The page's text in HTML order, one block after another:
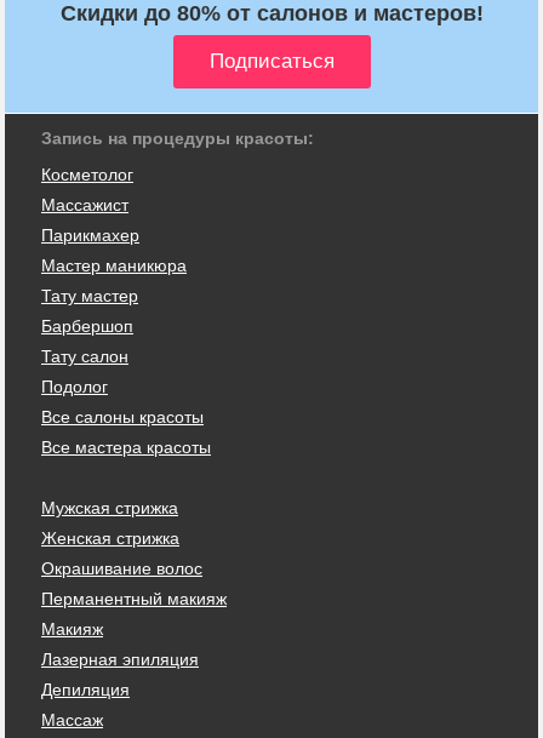
Скидки до 80% от салонов и мастеров!
Запись на процедуры красоты:
Косметолог
Массажист
Парикмахер
Мастер маникюра
Тату мастер
Барбершоп
Тату салон
Подолог
Все салоны красоты
Все мастера красоты
Мужская стрижка
Женская стрижка
Окрашивание волос
Перманентный макияж
Макияж
Лазерная эпиляция
Депиляция
Массаж